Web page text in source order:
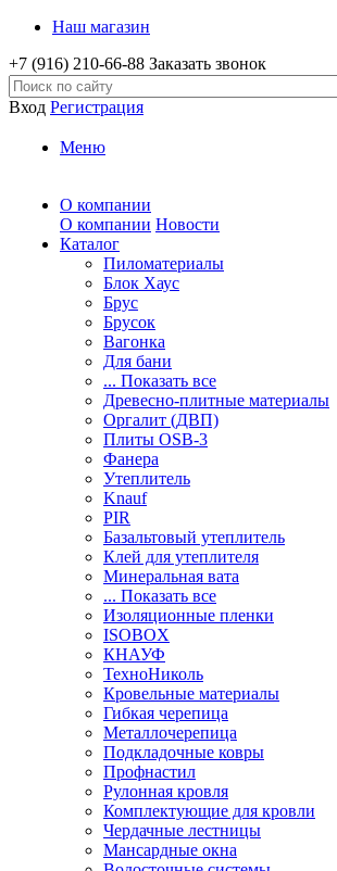
Наш магазин
+7 (916) 210-66-88 Заказать звонок
Вход Регистрация
Меню
О компании
О компании Новости
Каталог
Пиломатериалы
Блок Хаус
Брус
Брусок
Вагонка
Для бани
... Показать все
Древесно-плитные материалы
Оргалит (ДВП)
Плиты OSB-3
Фанера
Утеплитель
Knauf
PIR
Базальтовый утеплитель
Клей для утеплителя
Минеральная вата
... Показать все
Изоляционные пленки
ISOBOX
КНАУФ
ТехноНиколь
Кровельные материалы
Гибкая черепица
Металлочерепица
Подкладочные ковры
Профнастил
Рулонная кровля
Комплектующие для кровли
Чердачные лестницы
Мансардные окна